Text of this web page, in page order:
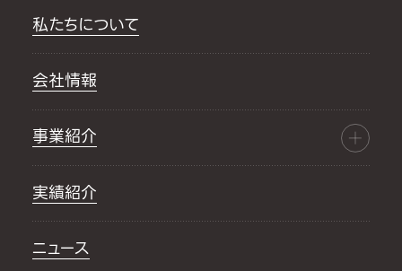
私たちについて
会社情報
事業紹介
実績紹介
ニュース